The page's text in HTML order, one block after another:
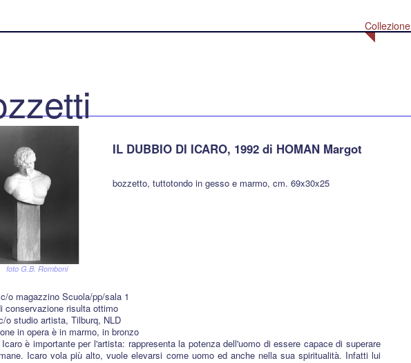
Collezione
foto G.B. Romboni
IL DUBBIO DI ICARO, 1992 di HOMAN Margot
bozzetto, tuttotondo in gesso e marmo, cm. 69x30x25
o magazzino Scuola/pp/sala 1
conservazione risulta ottimo
o studio artista, Tilburq, NLD
in opera è in marmo, in bronzo
è importante per l'artista: rappresenta la potenza dell'uomo di essere capace di superare
Icaro vola più alto, vuole elevarsi come uomo ed anche nella sua spiritualità. Infatti lui